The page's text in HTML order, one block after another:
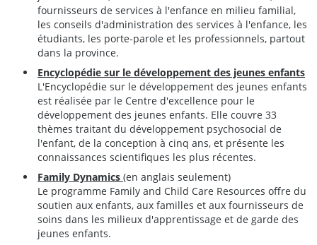
fournisseurs de services à l'enfance en milieu familial,
les conseils d'administration des services à l'enfance, les
étudiants, les porte-parole et les professionnels, partout
dans la province.
Encyclopédie sur le développement des jeunes enfants
L'Encyclopédie sur le développement des jeunes enfants
est réalisée par le Centre d'excellence pour le
développement des jeunes enfants. Elle couvre 33
thèmes traitant du développement psychosocial de
l'enfant, de la conception à cinq ans, et présente les
connaissances scientifiques les plus récentes.
Family Dynamics (en anglais seulement)
Le programme Family and Child Care Resources offre du
soutien aux enfants, aux familles et aux fournisseurs de
soins dans les milieux d'apprentissage et de garde des
jeunes enfants.